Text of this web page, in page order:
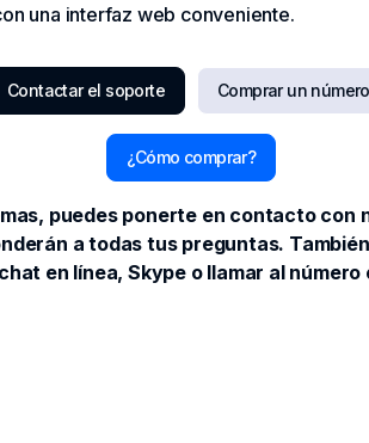
una interfaz web conveniente.
Contactar el soporte Comprar un
¿Cómo comprar?
puedes ponerte en contacto
a todas tus preguntas.
en línea, Skype o llamar al